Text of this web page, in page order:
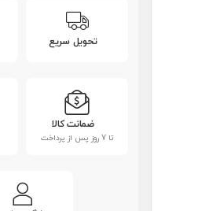
تحویل سریع
ضمانت کالا
تا 7 روز پس از پرداخت